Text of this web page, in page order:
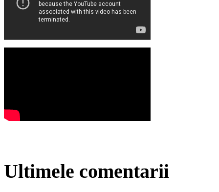
Ultimele comentarii